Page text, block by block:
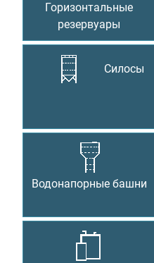
Горизонтальные
резервуары
Силосы
Водонапорные башни